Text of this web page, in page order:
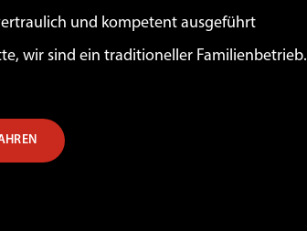
und kompetent ausgeführt
wir sind ein traditioneller Familienbetrieb.